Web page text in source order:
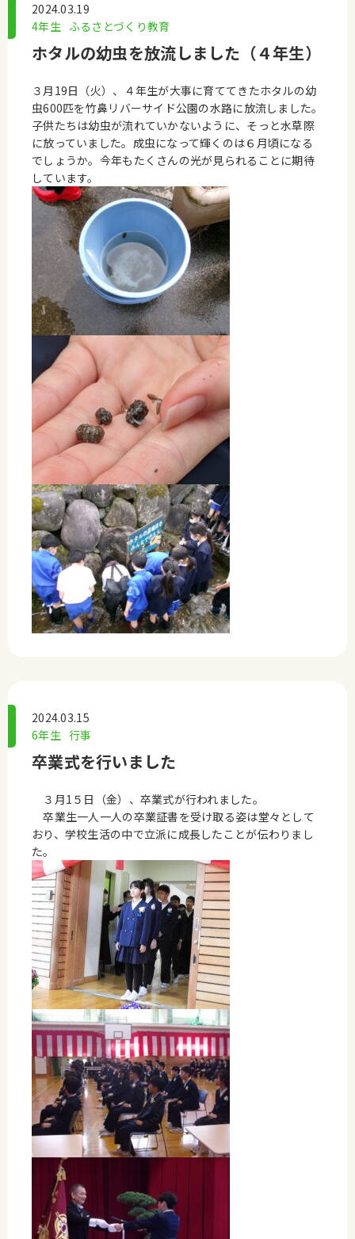
2024.03.19
4年生 ふるさとづくり教育
ホタルの幼虫を放流しました（４年生）
３月19日（火）、４年生が大事に育ててきたホタルの幼
虫600匹を竹鼻リバーサイド公園の水路に放流しました。
子供たちは幼虫が流れていかないように、そっと水草際
に放っていました。成虫になって輝くのは６月頃になる
でしょうか。今年もたくさんの光が見られることに期待
しています。
2024.03.15
6年生 行事
卒業式を行いました
３月1５日（金）、卒業式が行われました。
卒業生一人一人の卒業証書を受け取る姿は堂々として
おり、学校生活の中で立派に成長したことが伝わりまし
た。